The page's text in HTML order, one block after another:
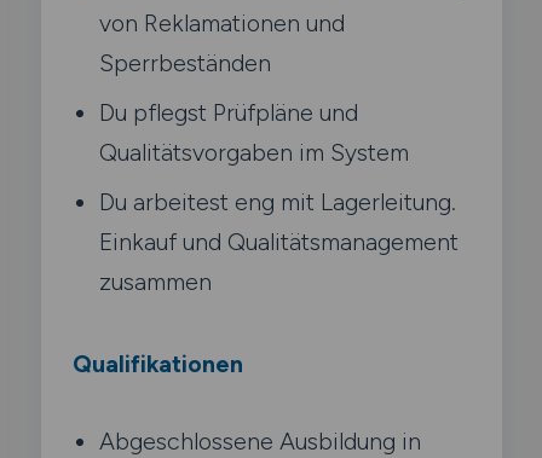
von Reklamationen und
Sperrbeständen
Du pflegst Prüfpläne und
Qualitätsvorgaben im System
Du arbeitest eng mit Lagerleitung.
Einkauf und Qualitätsmanagement
zusammen
Qualifikationen
Abgeschlossene Ausbildung in